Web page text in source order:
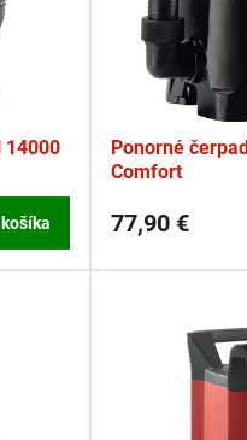
14000
Ponorné
Comfort
77,90 €